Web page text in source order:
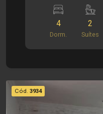
planejada, banheiro
blindex, área de
churrasqueira,
sendo 2 cobertas e
4
Dorm.
2
Suítes
Cód. 3934